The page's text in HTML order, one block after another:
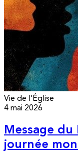
Vie de l’Église
4 mai 2026
Message du
journée